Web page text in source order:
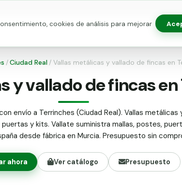
cookies de análisis para mejorar
/Ciudad Real / Vallas metálicas y vallado de fincas en
y vallado de fincas
envío a Terrinches (Ciudad Real). Vallas metálicas
y kits. Vallate suministra mallas, postes,
desde fábrica en Murcia. Presupuesto sin
ahora Ver catálogo Presupuesto